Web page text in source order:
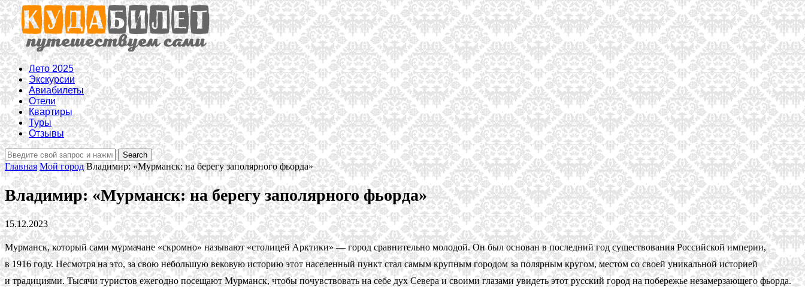
Лето 2025
Экскурсии
Авиабилеты
Отели
Квартиры
Туры
Отзывы
Главная Мой город Владимир: «Мурманск: на берегу заполярного фьорда»
Владимир: «Мурманск: на берегу заполярного фьорда»
15.12.2023
Мурманск, который сами мурмачане «скромно» называют «столицей Арктики» — город сравнительно молодой. Он был основан в последний год существования Российской империи,
в 1916 году. Несмотря на это, за свою небольшую вековую историю этот населенный пункт стал самым крупным городом за полярным кругом, местом со своей уникальной историей
и традициями. Тысячи туристов ежегодно посещают Мурманск, чтобы почувствовать на себе дух Севера и своими глазами увидеть этот русский город на побережье незамерзающего фьорда.